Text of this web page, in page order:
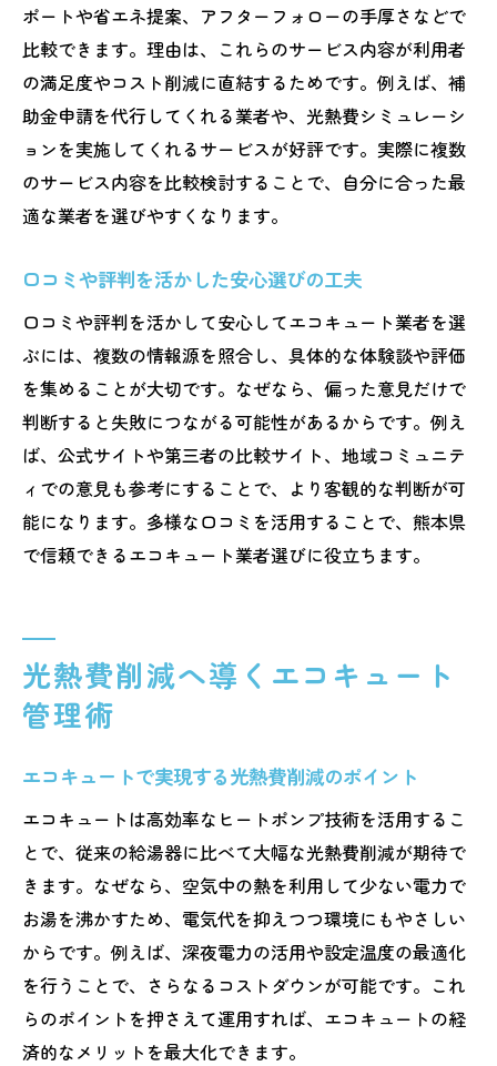
ポートや省エネ提案、アフターフォローの手厚さなどで
比較できます。理由は、これらのサービス内容が利用者
の満足度やコスト削減に直結するためです。例えば、補
助金申請を代行してくれる業者や、光熱費シミュレーシ
ョンを実施してくれるサービスが好評です。実際に複数
のサービス内容を比較検討することで、自分に合った最
適な業者を選びやすくなります。
口コミや評判を活かした安心選びの工夫
口コミや評判を活かして安心してエコキュート業者を選
ぶには、複数の情報源を照合し、具体的な体験談や評価
を集めることが大切です。なぜなら、偏った意見だけで
判断すると失敗につながる可能性があるからです。例え
ば、公式サイトや第三者の比較サイト、地域コミュニテ
ィでの意見も参考にすることで、より客観的な判断が可
能になります。多様な口コミを活用することで、熊本県
で信頼できるエコキュート業者選びに役立ちます。
光熱費削減へ導くエコキュート
管理術
エコキュートで実現する光熱費削減のポイント
エコキュートは高効率なヒートポンプ技術を活用するこ
とで、従来の給湯器に比べて大幅な光熱費削減が期待で
きます。なぜなら、空気中の熱を利用して少ない電力で
お湯を沸かすため、電気代を抑えつつ環境にもやさしい
からです。例えば、深夜電力の活用や設定温度の最適化
を行うことで、さらなるコストダウンが可能です。これ
らのポイントを押さえて運用すれば、エコキュートの経
済的なメリットを最大化できます。